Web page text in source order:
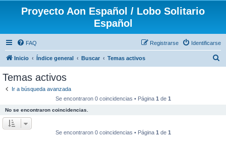
Proyecto Aon Español / Lobo Solitario
Español
FAQ Identificarse
Registrarse
Inicio Índice general Buscar Temas activos
Temas activos
Ir a búsqueda avanzada
Se encontraron 0 coincidencias • Página 1 de 1
No se encontraron coincidencias.
Se encontraron 0 coincidencias • Página 1 de 1